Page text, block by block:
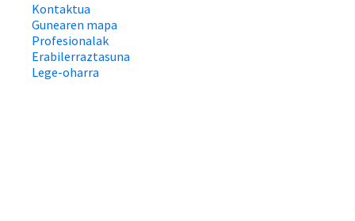
Kontaktua
Gunearen mapa
Profesionalak
Erabilerraztasuna
Lege-oharra